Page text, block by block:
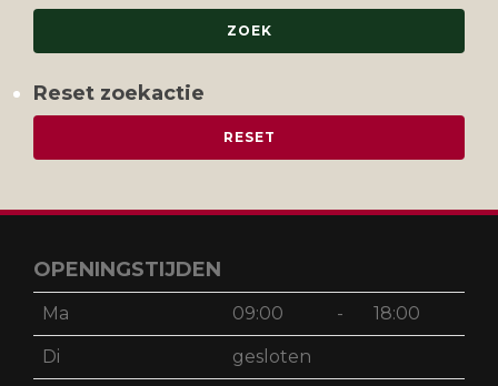
Reset zoekactie
OPENINGSTIJDEN
Ma 09:00 - 18:00
Di gesloten